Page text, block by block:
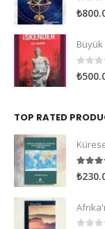
0 out
₺
0
₺
TOP RATED
5.00
₺